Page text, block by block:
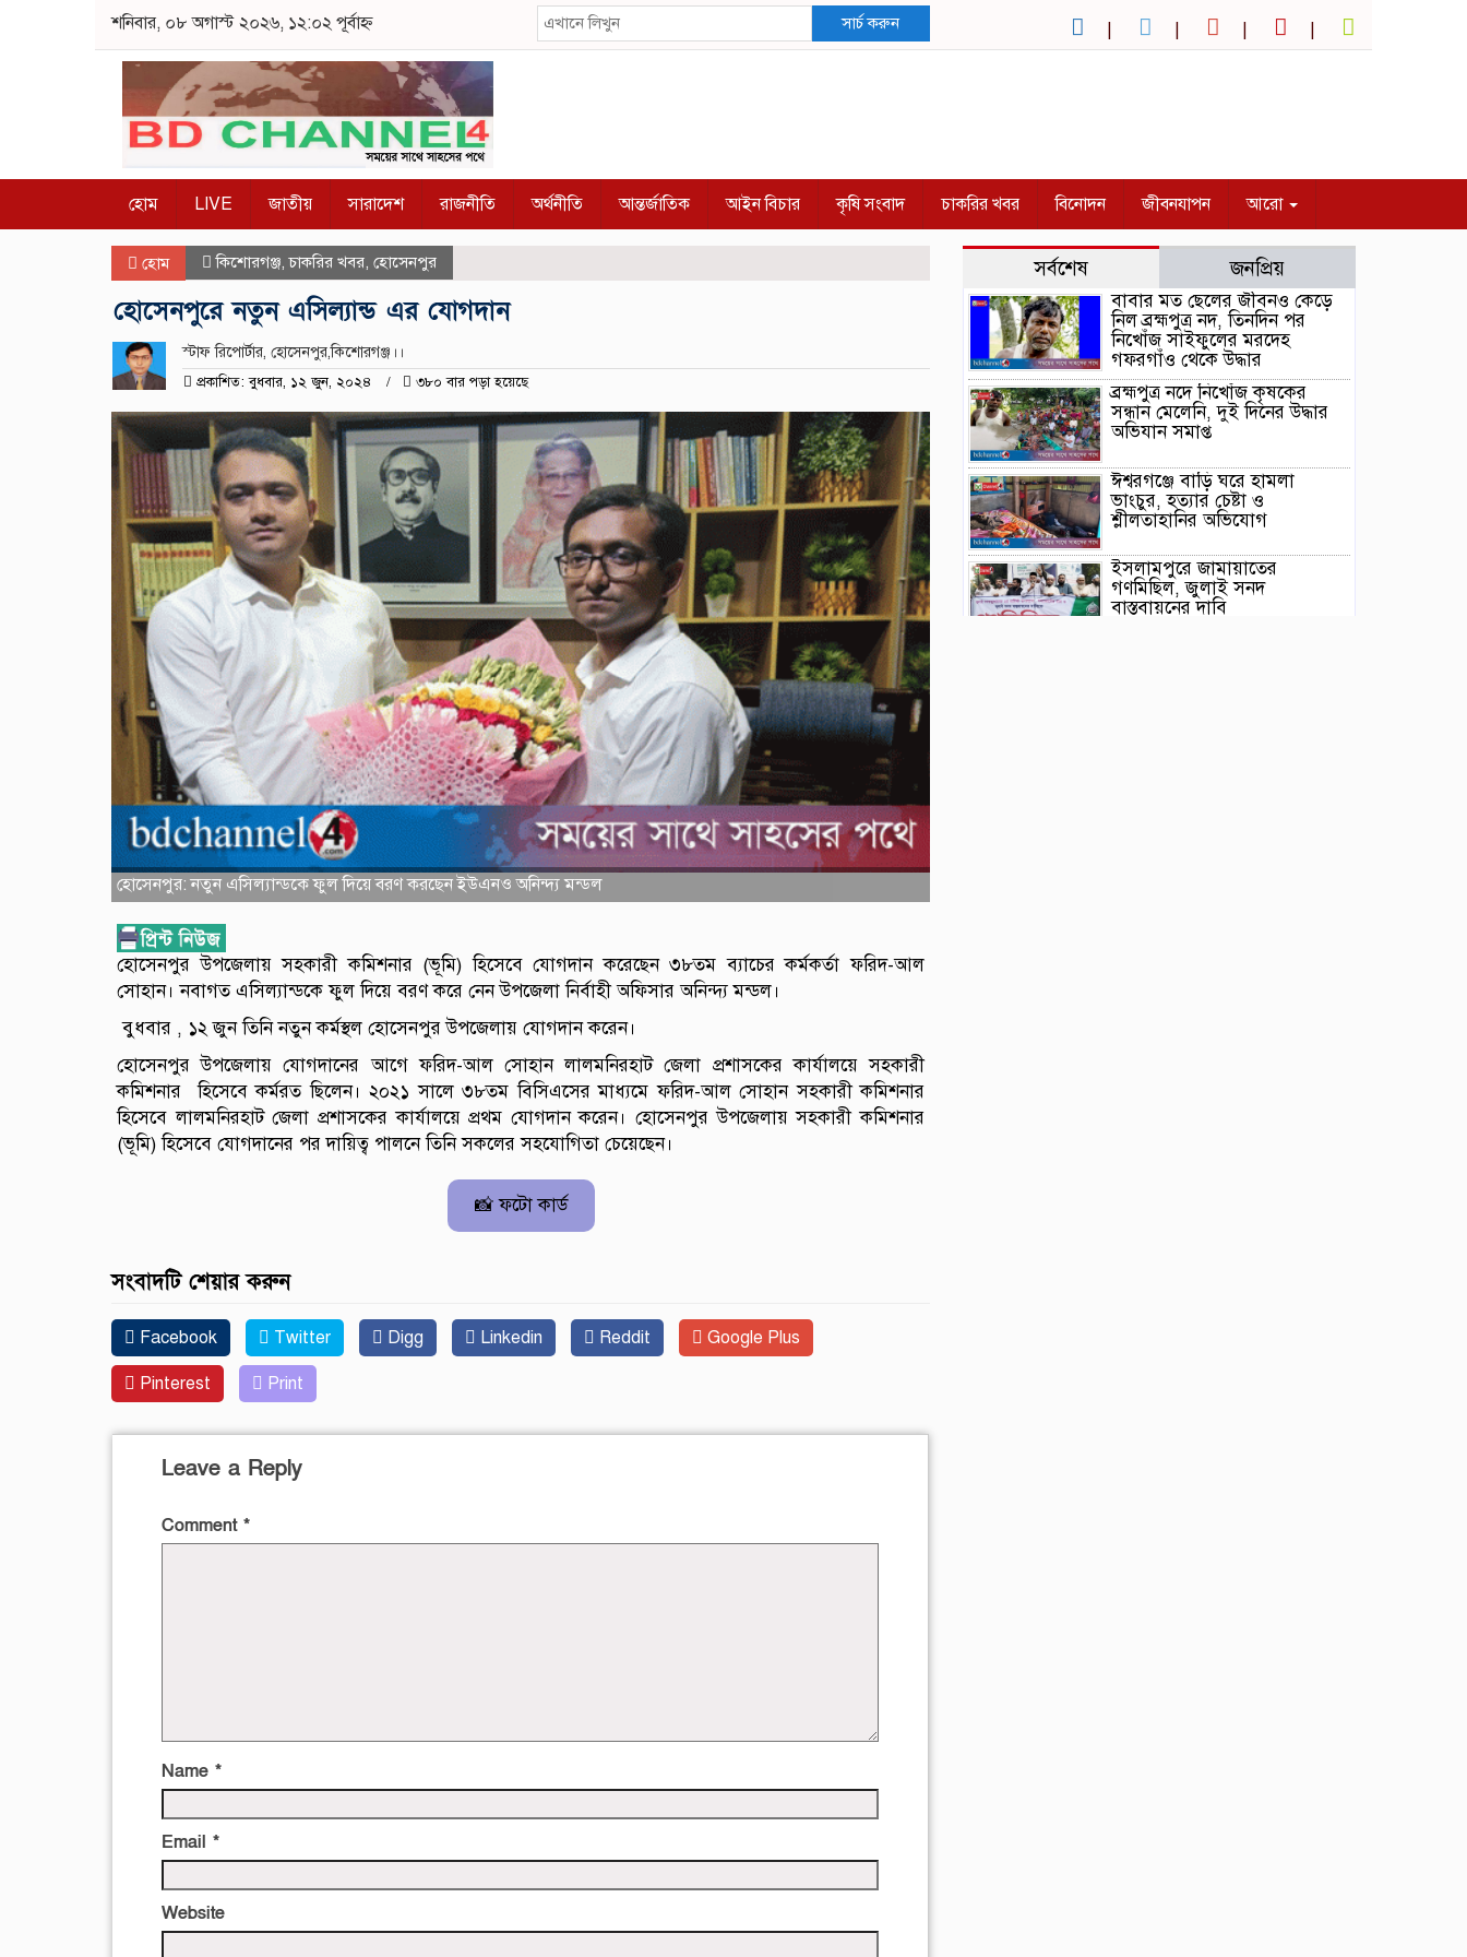
শনিবার, ০৮ অগাস্ট ২০২৬, ১২:০২ পূর্বাহ্ন সার্চ করুন
হোম LIVE জাতীয় সারাদেশ রাজনীতি অর্থনীতি আন্তর্জাতিক আইন বিচার কৃষি সংবাদ চাকরির খবর বিনোদন জীবনযাপন আরো
হোম কিশোরগঞ্জ,চাকরির খবর, হোসেনপুর
হোসেনপুরে নতুন এসিল্যান্ড এর যোগদান
স্টাফ রিপোর্টার, হোসেনপুর,কিশোরগঞ্জ।।
প্রকাশিত: বুধবার, ১২ জুন, ২০২৪ ৩৮০ বার পড়া হয়েছে
হোসেনপুর: নতুন এসিল্যান্ডকে ফুল দিয়ে বরণ করছেন ইউএনও অনিন্দ্য মন্ডল
হোসেনপুর উপজেলায় সহকারী কমিশনার (ভূমি) হিসেবে যোগদান করেছেন ৩৮তম ব্যাচের কর্মকর্তা ফরিদ-আল
সোহান। নবাগত এসিল্যান্ডকে ফুল দিয়ে বরণ করে নেন উপজেলা নির্বাহী অফিসার অনিন্দ্য মন্ডল।
বুধবার , ১২ জুন তিনি নতুন কর্মস্থল হোসেনপুর উপজেলায় যোগদান করেন।
হোসেনপুর উপজেলায় যোগদানের আগে ফরিদ-আল সোহান লালমনিরহাট জেলা প্রশাসকের কার্যালয়ে সহকারী
কমিশনার হিসেবে কর্মরত ছিলেন। ২০২১ সালে ৩৮তম বিসিএসের মাধ্যমে ফরিদ-আল সোহান সহকারী কমিশনার
হিসেবে লালমনিরহাট জেলা প্রশাসকের কার্যালয়ে প্রথম যোগদান করেন। হোসেনপুর উপজেলায় সহকারী কমিশনার
(ভূমি) হিসেবে যোগদানের পর দায়িত্ব পালনে তিনি সকলের সহযোগিতা চেয়েছেন।
📸 ফটো কার্ড
সংবাদটি শেয়ার করুন
Facebook Twitter Digg Linkedin Reddit Google Plus
Pinterest Print
Leave a Reply
Comment *
Name *
Email *
Website
সর্বশেষ জনপ্রিয়
বাবার মত ছেলের জীবনও কেড়ে
নিল ব্রহ্মপুত্র নদ, তিনদিন পর
নিখোঁজ সাইফুলের মরদেহ
গফরগাঁও থেকে উদ্ধার
ব্রহ্মপুত্র নদে নিখোঁজ কৃষকের
সন্ধান মেলেনি, দুই দিনের উদ্ধার
অভিযান সমাপ্ত
ঈশ্বরগঞ্জে বাড়ি ঘরে হামলা
ভাংচুর, হত্যার চেষ্টা ও
শ্লীলতাহানির অভিযোগ
ইসলামপুরে জামায়াতের
গণমিছিল, জুলাই সনদ
বাস্তবায়নের দাবি